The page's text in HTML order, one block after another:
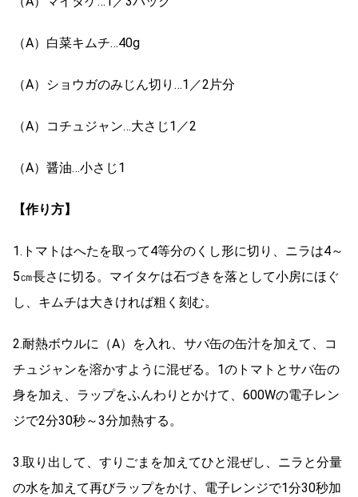
（A）白菜キムチ…40g
（A）ショウガのみじん切り…1／2片分
（A）コチュジャン…大さじ1／2
（A）醤油…小さじ1
【作り方】
1.トマトはへたを取って4等分のくし形に切り、ニラは4～
5㎝長さに切る。マイタケは石づきを落として小房にほぐ
し、キムチは大きければ粗く刻む。
2.耐熱ボウルに（A）を入れ、サバ缶の缶汁を加えて、コ
チュジャンを溶かすように混ぜる。1のトマトとサバ缶の
身を加え、ラップをふんわりとかけて、600Wの電子レン
ジで2分30秒～3分加熱する。
3.取り出して、すりごまを加えてひと混ぜし、ニラと分量
の水を加えて再びラップをかけ、電子レンジで1分30秒加